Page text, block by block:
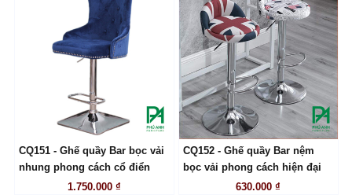
LIÊN HỆ
CQ151 - Ghế quầy Bar bọc vải
nhung phong cách cổ điển
1.750.000 ₫
LIÊN HỆ
CQ152 - Ghế quầy Bar nệm
bọc vải phong cách hiện đại
630.000 ₫